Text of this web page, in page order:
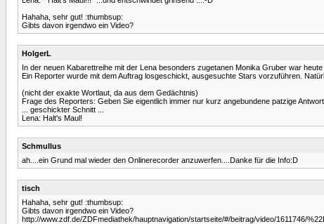
Hahaha, sehr gut! :thumbsup:
Gibts davon irgendwo ein Video?
HolgerL
In der neuen Kabarettreihe mit der Lena besonders zugetanen Monika Gruber war
Ein Reporter wurde mit dem Auftrag losgeschickt, ausgesuchte Stars vorzuführen.
(nicht der exakte Wortlaut, da aus dem Gedächtnis)
Frage des Reporters: Geben Sie eigentlich immer nur kurz angebundene patzige
... geschickter Schnitt ...
Lena: Halt's Maul!
Schmullus
ah....ein Grund mal wieder den Onlinerecorder anzuwerfen....Danke für die Info:D
tisch
Hahaha, sehr gut! :thumbsup:
Gibts davon irgendwo ein Video?
http://www.zdf.de/ZDFmediathek/hauptnavigation/startseite/#/beitrag/video/1611746/